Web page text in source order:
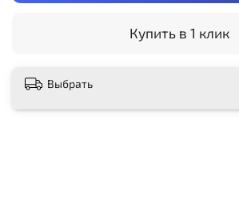
Купить в 1 клик
Выбрать